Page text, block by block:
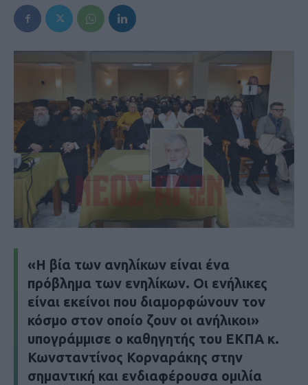
«Η βία των ανηλίκων είναι ένα
πρόβλημα των ενηλίκων. Οι ενήλικες
είναι εκείνοι που διαμορφώνουν τον
κόσμο στον οποίο ζουν οι ανήλικοι»
υπογράμμισε ο καθηγητής του ΕΚΠΑ κ.
Κωνσταντίνος Κορναράκης στην
σημαντική και ενδιαφέρουσα ομιλία